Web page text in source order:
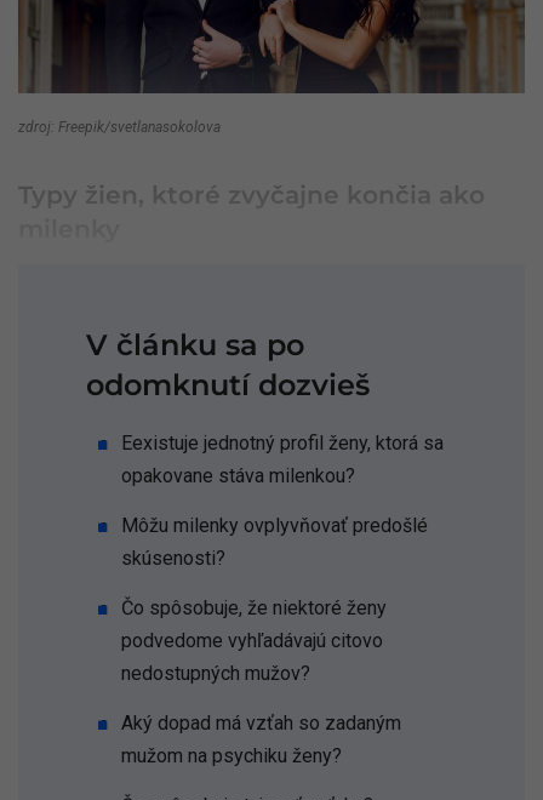
zdroj: Freepik/svetlanasokolova
Typy žien, ktoré zvyčajne končia ako
V článku sa po
odomknutí dozvieš
Eexistuje jednotný profil ženy, ktorá sa
opakovane stáva milenkou?
Môžu milenky ovplyvňovať predošlé
skúsenosti?
Čo spôsobuje, že niektoré ženy
podvedome vyhľadávajú citovo
nedostupných mužov?
Aký dopad má vzťah so zadaným
mužom na psychiku ženy?